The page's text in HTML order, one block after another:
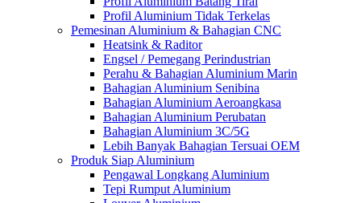
Profil Aluminium Tidak Terkelas
Pemesinan Aluminium & Bahagian CNC
Heatsink & Raditor
Engsel / Pemegang Perindustrian
Perahu & Bahagian Aluminium Marin
Bahagian Aluminium Senibina
Bahagian Aluminium Aeroangkasa
Bahagian Aluminium Perubatan
Bahagian Aluminium 3C/5G
Lebih Banyak Bahagian Tersuai OEM
Produk Siap Aluminium
Pengawal Longkang Aluminium
Tepi Rumput Aluminium